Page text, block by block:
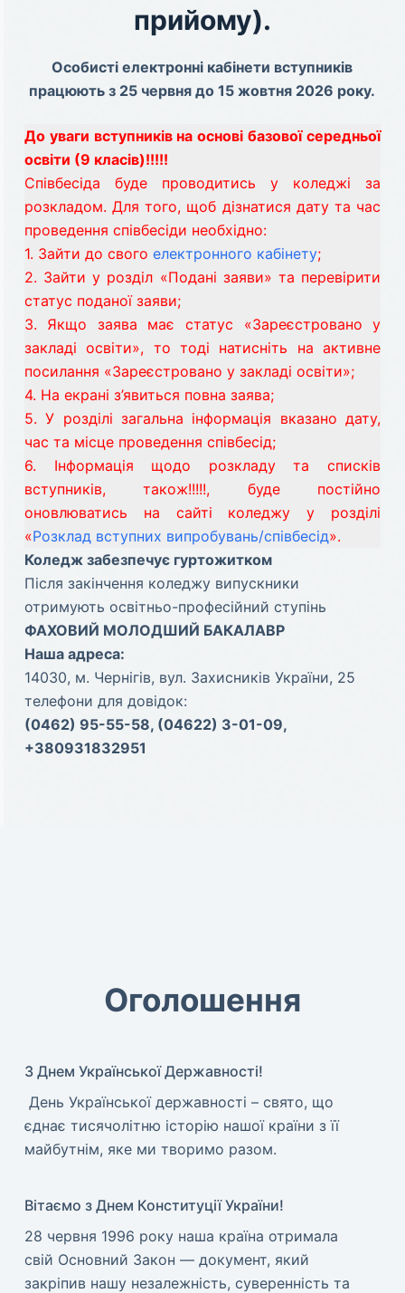
прийому).
Особисті електронні кабінети вступників
працюють з 25 червня до 15 жовтня 2026 року.
До уваги вступників на основі базової середньої
освіти (9 класів)!!!!!
Співбесіда буде проводитись у коледжі за
розкладом. Для того, щоб дізнатися дату та час
проведення співбесіди необхідно:
1. Зайти до свого електронного кабінету;
2. Зайти у розділ «Подані заяви» та перевірити
статус поданої заяви;
3. Якщо заява має статус «Зареєстровано у
закладі освіти», то тоді натисніть на активне
посилання «Зареєстровано у закладі освіти»;
4. На екрані з’явиться повна заява;
5. У розділі загальна інформація вказано дату,
час та місце проведення співбесід;
6. Інформація щодо розкладу та списків
вступників, також!!!!!, буде постійно
оновлюватись на сайті коледжу у розділі
«Розклад вступних випробувань/співбесід».
Коледж забезпечує гуртожитком
Після закінчення коледжу випускники
отримують освітньо-професійний ступінь
ФАХОВИЙ МОЛОДШИЙ БАКАЛАВР
Наша адреса:
14030, м. Чернігів, вул. Захисників України, 25
телефони для довідок:
(0462) 95-55-58, (04622) 3-01-09,
+380931832951
Оголошення
З Днем Української Державності!
​ День Української державності – свято, що
єднає тисячолітню історію нашої країни з її
майбутнім, яке ми творимо разом.
Вітаємо з Днем Конституції України!
​28 червня 1996 року наша країна отримала
свій Основний Закон — документ, який
закріпив нашу незалежність, суверенність та